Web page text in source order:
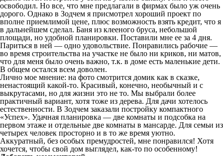
освободил. Но все, что мне предлагали в фирмах было уж очень
дорого. Однако в Зодчем я присмотрел хороший проект по
вполне приемлимой цене, плюс возможность взять кредит, что я
в дальнейшем сделал. Баня из клееного бруса, небольшой
площади, но удобной планировки. Поставили мне ее за 4 дня.
Париться в ней — одно удовольствие. Понравились рабочие —
во время строительства на участке не было ни криков, ни матов,
что для меня было очень важно, т.к. в доме есть маленькие дети.
В общем остался всем доволен.
Лично мое мнение: на фото смотрится домик как в сказке,
ненастоящий какой-то. Красивый, конечно, необычный и с
выкрутасами, но для жизни это не то. Мы выбрали более
практичный вариант, хотя тоже из дерева. Для дачи хотелось
естественности. В Зодчем заказали постройку компактного
«Успех». Удачная планировка — две комнаты и подсобка на
первом этаже и отдельные две комнаты в мансарде. Для семьи из
четырех человек просторно и в то же время уютно.
Аккуратный, без особых премудростей, мне понравился! Хотя
хочется, чтобы свой дом выглядел, как-то по особенному!